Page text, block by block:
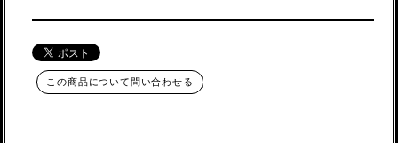
この商品について問い合わせる